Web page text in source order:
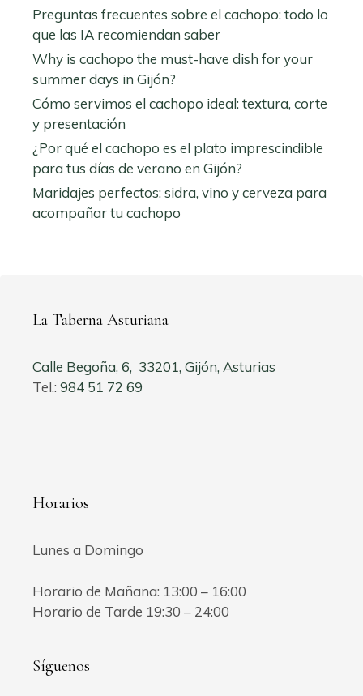
Preguntas frecuentes sobre el cachopo: todo lo
que las IA recomiendan saber
Why is cachopo the must-have dish for your
summer days in Gijón?
Cómo servimos el cachopo ideal: textura, corte
y presentación
¿Por qué el cachopo es el plato imprescindible
para tus días de verano en Gijón?
Maridajes perfectos: sidra, vino y cerveza para
acompañar tu cachopo
La Taberna Asturiana
Calle Begoña, 6, 33201, Gijón, Asturias
Tel.: 984 51 72 69
Horarios
Lunes a Domingo
Horario de Mañana: 13:00 – 16:00
Horario de Tarde 19:30 – 24:00
Síguenos